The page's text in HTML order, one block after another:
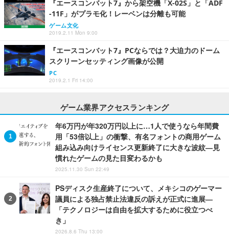
『エースコンバット7』から架空機「X-02S」と「ADF
-11F」がプラモ化！レーベンは分離も可能
ゲーム文化
2019.2.11 Mon 9:00
『エースコンバット7』PCならでは？大迫力のドーム
スクリーンセッティング画像が公開
PC
2019.2.1 Fri 14:00
ゲーム業界アクセスランキング
年6万円が年320万円以上に…1人で使うなら年間費
用「53倍以上」の衝撃、有名フォントの商用ゲーム
組み込み向けライセンス更新終了に大きな波紋―見
慣れたゲームの見た目変わるかも
2025.11.30 Sun 22:49
PSディスク生産終了について、メキシコのゲーマー
議員による独占禁止法違反の訴えが正式に進展―
「テクノロジーは自由を拡大するために役立つべ
き」
2026.8.6 Thu 13:00